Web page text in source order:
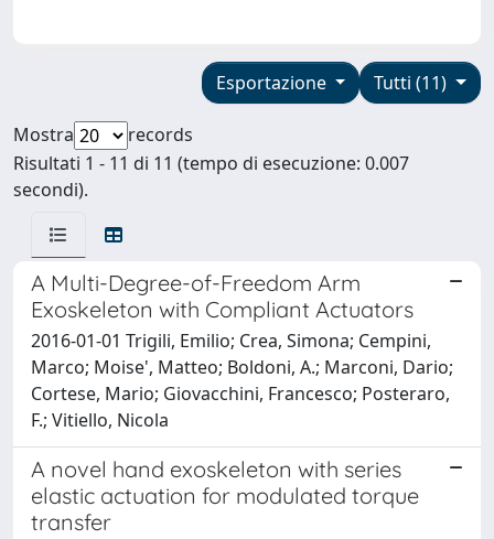
Tutti (11)
Esportazione
Mostra
records
Risultati 1 - 11 di 11 (tempo di esecuzione: 0.007
secondi).
A Multi-Degree-of-Freedom Arm
Exoskeleton with Compliant Actuators
2016-01-01 Trigili, Emilio; Crea, Simona; Cempini,
Marco; Moise', Matteo; Boldoni, A.; Marconi, Dario;
Cortese, Mario; Giovacchini, Francesco; Posteraro,
F.; Vitiello, Nicola
A novel hand exoskeleton with series
elastic actuation for modulated torque
transfer